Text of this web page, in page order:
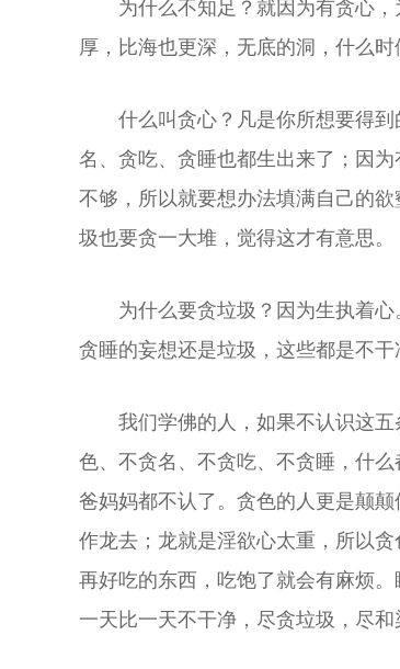
为什么不知足？就因为有贪心
厚，比海也更深，无底的洞，什么时
什么叫贪心？凡是你所想要得
名、贪吃、贪睡也都生出来了；因
不够，所以就要想办法填满自己的
圾也要贪一大堆，觉得这才有意思。
为什么要贪垃圾？因为生执着
贪睡的妄想还是垃圾，这些都是不
我们学佛的人，如果不认识这
色、不贪名、不贪吃、不贪睡，什
爸妈妈都不认了。贪色的人更是颠
作龙去；龙就是淫欲心太重，所以
再好吃的东西，吃饱了就会有麻烦
一天比一天不干净，尽贪垃圾，尽